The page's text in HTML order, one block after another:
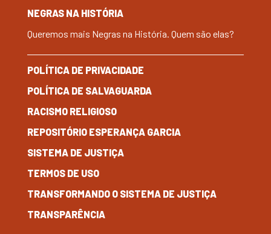
NEGRAS NA HISTÓRIA
Queremos mais Negras na História. Quem são elas?
POLÍTICA DE PRIVACIDADE
POLÍTICA DE SALVAGUARDA
RACISMO RELIGIOSO
REPOSITÓRIO ESPERANÇA GARCIA
SISTEMA DE JUSTIÇA
TERMOS DE USO
TRANSFORMANDO O SISTEMA DE JUSTIÇA
TRANSPARÊNCIA